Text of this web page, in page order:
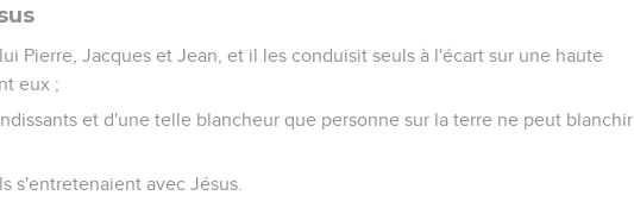
Pierre, Jacques et Jean, et il les conduisit seuls à l'écart sur une haute
eux ;
et d'une telle blancheur que personne sur la terre ne peut blanchir
s'entretenaient avec Jésus.